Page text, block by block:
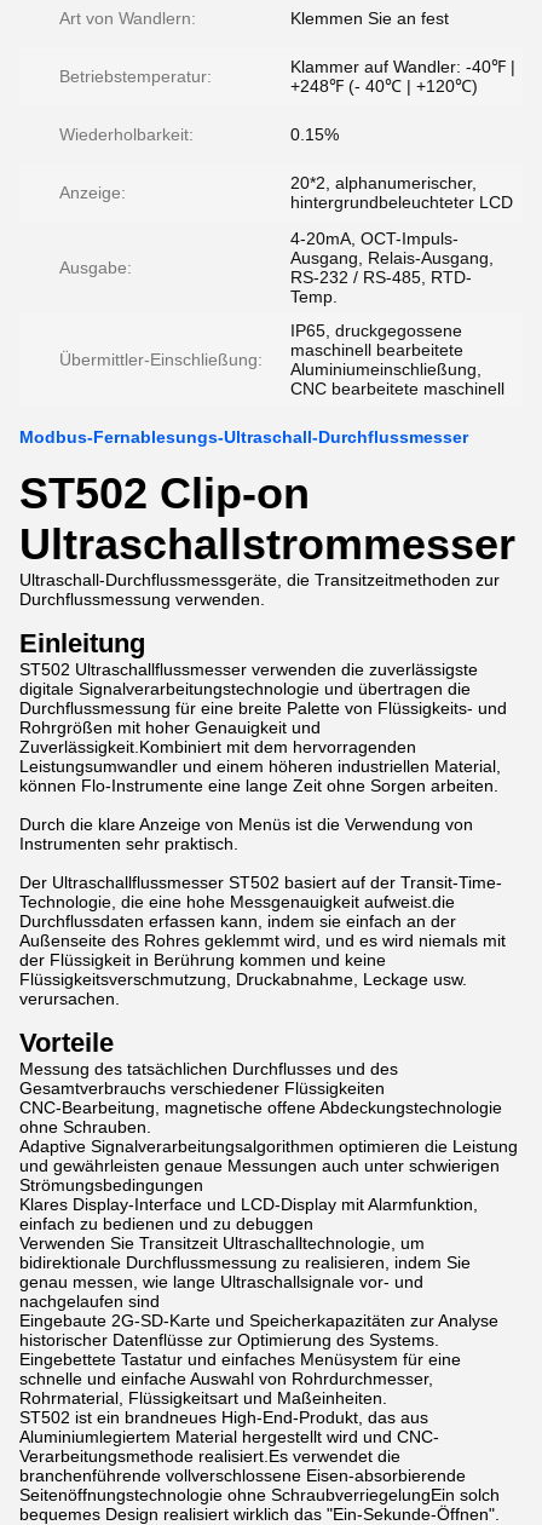
Art von Wandlern: Klemmen Sie an fest
Betriebstemperatur:
Klammer auf Wandler: -40℉ |
+248℉ (- 40℃ | +120℃)
Wiederholbarkeit: 0.15%
Anzeige:
20*2, alphanumerischer,
hintergrundbeleuchteter LCD
Ausgabe:
4-20mA, OCT-Impuls-
Ausgang, Relais-Ausgang,
RS-232 / RS-485, RTD-
Temp.
Übermittler-Einschließung:
IP65, druckgegossene
maschinell bearbeitete
Aluminiumeinschließung,
CNC bearbeitete maschinell
Modbus-Fernablesungs-Ultraschall-Durchflussmesser
ST502 Clip-on
Ultraschallstrommesser
Ultraschall-Durchflussmessgeräte, die Transitzeitmethoden zur
Durchflussmessung verwenden.
Einleitung
ST502 Ultraschallflussmesser verwenden die zuverlässigste
digitale Signalverarbeitungstechnologie und übertragen die
Durchflussmessung für eine breite Palette von Flüssigkeits- und
Rohrgrößen mit hoher Genauigkeit und
Zuverlässigkeit.Kombiniert mit dem hervorragenden
Leistungsumwandler und einem höheren industriellen Material,
können Flo-Instrumente eine lange Zeit ohne Sorgen arbeiten.
Durch die klare Anzeige von Menüs ist die Verwendung von
Instrumenten sehr praktisch.
Der Ultraschallflussmesser ST502 basiert auf der Transit-Time-
Technologie, die eine hohe Messgenauigkeit aufweist.die
Durchflussdaten erfassen kann, indem sie einfach an der
Außenseite des Rohres geklemmt wird, und es wird niemals mit
der Flüssigkeit in Berührung kommen und keine
Flüssigkeitsverschmutzung, Druckabnahme, Leckage usw.
verursachen.
Vorteile
Messung des tatsächlichen Durchflusses und des
Gesamtverbrauchs verschiedener Flüssigkeiten
CNC-Bearbeitung, magnetische offene Abdeckungstechnologie
ohne Schrauben.
Adaptive Signalverarbeitungsalgorithmen optimieren die Leistung
und gewährleisten genaue Messungen auch unter schwierigen
Strömungsbedingungen
Klares Display-Interface und LCD-Display mit Alarmfunktion,
einfach zu bedienen und zu debuggen
Verwenden Sie Transitzeit Ultraschalltechnologie, um
bidirektionale Durchflussmessung zu realisieren, indem Sie
genau messen, wie lange Ultraschallsignale vor- und
nachgelaufen sind
Eingebaute 2G-SD-Karte und Speicherkapazitäten zur Analyse
historischer Datenflüsse zur Optimierung des Systems.
Eingebettete Tastatur und einfaches Menüsystem für eine
schnelle und einfache Auswahl von Rohrdurchmesser,
Rohrmaterial, Flüssigkeitsart und Maßeinheiten.
ST502 ist ein brandneues High-End-Produkt, das aus
Aluminiumlegiertem Material hergestellt wird und CNC-
Verarbeitungsmethode realisiert.Es verwendet die
branchenführende vollverschlossene Eisen-absorbierende
Seitenöffnungstechnologie ohne SchraubverriegelungEin solch
bequemes Design realisiert wirklich das "Ein-Sekunde-Öffnen".